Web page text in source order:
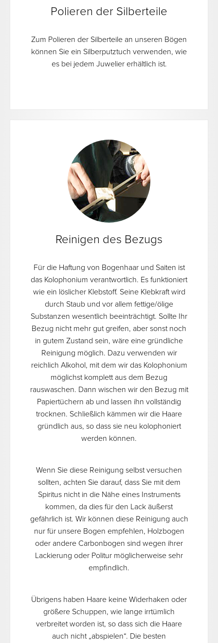
Polieren der Silberteile
Zum Polieren der Silberteile an unseren Bögen
können Sie ein Silberputztuch verwenden, wie
es bei jedem Juwelier erhältlich ist.
Reinigen des Bezugs
Für die Haftung von Bogenhaar und Saiten ist
das Kolophonium verantwortlich. Es funktioniert
wie ein löslicher Klebstoff. Seine Klebkraft wird
durch Staub und vor allem fettige/ölige
Substanzen wesentlich beeinträchtigt. Sollte Ihr
Bezug nicht mehr gut greifen, aber sonst noch
in gutem Zustand sein, wäre eine gründliche
Reinigung möglich. Dazu verwenden wir
reichlich Alkohol, mit dem wir das Kolophonium
möglichst komplett aus dem Bezug
rauswaschen. Dann wischen wir den Bezug mit
Papiertüchern ab und lassen ihn vollständig
trocknen. Schließlich kämmen wir die Haare
gründlich aus, so dass sie neu kolophoniert
werden können.
Wenn Sie diese Reinigung selbst versuchen
sollten, achten Sie darauf, dass Sie mit dem
Spiritus nicht in die Nähe eines Instruments
kommen, da dies für den Lack äußerst
gefährlich ist. Wir können diese Reinigung auch
nur für unsere Bogen empfehlen, Holzbogen
oder andere Carbonbogen sind wegen ihrer
Lackierung oder Politur möglicherweise sehr
empfindlich.
Übrigens haben Haare keine Widerhaken oder
größere Schuppen, wie lange irrtümlich
verbreitet worden ist, so dass sich die Haare
auch nicht „abspielen“. Die besten